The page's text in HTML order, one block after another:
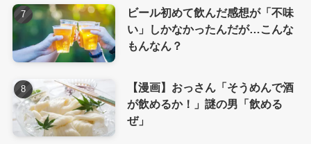
ビール初めて飲んだ感想が「不味
い」しかなかったんだが…こんな
もんなん？
【漫画】おっさん「そうめんで酒
が飲めるか！」謎の男「飲める
ぜ」